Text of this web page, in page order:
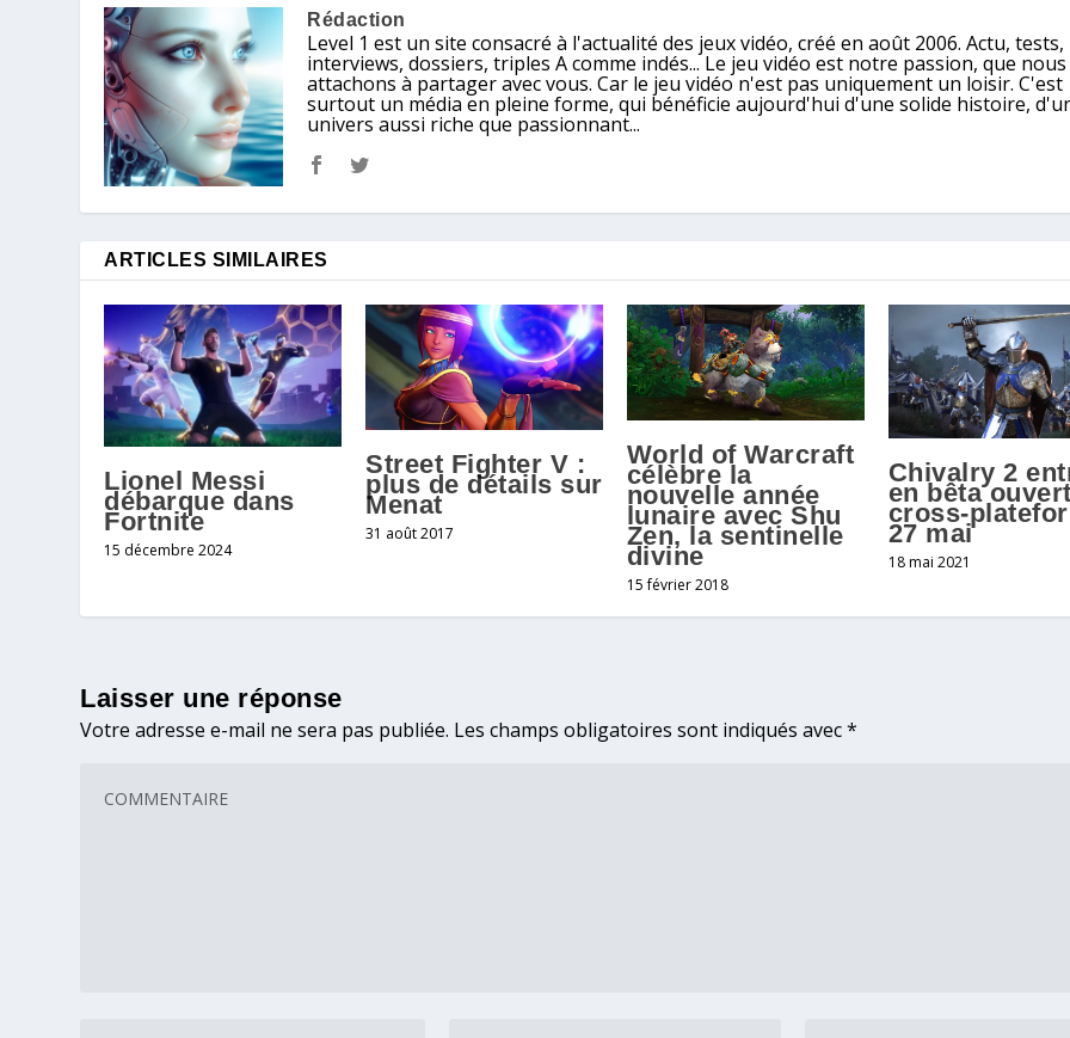
Rédaction
Level 1 est un site consacré à l'actualité des jeux vidéo, créé en août 2006. Actu, tests,
interviews, dossiers, triples A comme indés... Le jeu vidéo est notre passion, que
attachons à partager avec vous. Car le jeu vidéo n'est pas uniquement un loisir. C'est
surtout un média en pleine forme, qui bénéficie aujourd'hui d'une solide histoire,
univers aussi riche que passionnant...
ARTICLES SIMILAIRES
Lionel Messi
débarque dans
Fortnite
15 décembre 2024
Street Fighter V :
plus de détails sur
Menat
31 août 2017
World of Warcraft
célèbre la
nouvelle année
lunaire avec Shu
Zen, la sentinelle
divine
15 février 2018
Chivalry 2
en bêta
cross-
27 mai
18 mai 2021
Laisser une réponse
Votre adresse e-mail ne sera pas publiée. Les champs obligatoires sont indiqués avec*